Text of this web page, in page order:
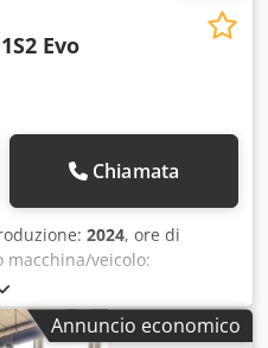
Evo
Chiamata
2024, ore di
macchina/veicolo:
Agmsrf - Chip RFID
dell'energia Balluf
di codici a barre
Annuncio economico